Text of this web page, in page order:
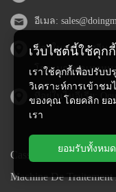
อีเมล:
ที่อยู่ในประเทศจีน:
โจว, มณฑลเหอหน
ที่อยู่ในไนจีเรีย:
Cassava Processing
Machine De
เว็บไซต์นี้ใช้คุกกี้
เราใช้คุกกี้เพื่อปรับ
วิเคราะห์การเข้าช
ของคุณ โดยคลิก ยอ
เรา
ยอมรับทั้งหมด